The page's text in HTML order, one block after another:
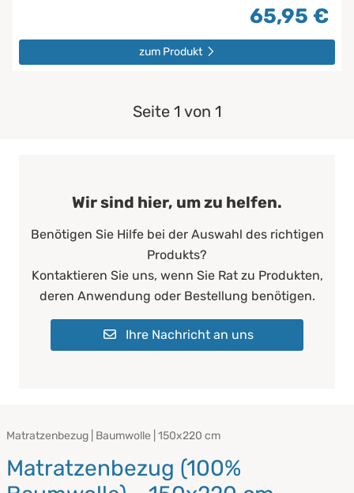
65,95 €
zum Produkt
Seite 1 von 1
Wir sind hier, um zu helfen.
Benötigen Sie Hilfe bei der Auswahl des richtigen
Produkts?
Kontaktieren Sie uns, wenn Sie Rat zu Produkten,
deren Anwendung oder Bestellung benötigen.
Ihre Nachricht an uns
Matratzenbezug | Baumwolle | 150x220 cm
Matratzenbezug (100%